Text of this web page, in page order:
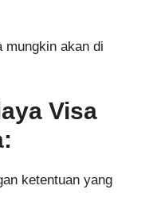
mungkin akan di
Visa
ketentuan yang